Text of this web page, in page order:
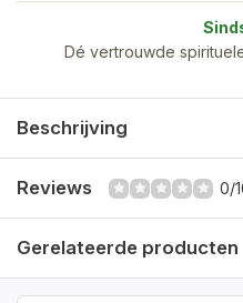
Dé vertrouwde
Beschrijving
Reviews 0/
Gerelateerde producten